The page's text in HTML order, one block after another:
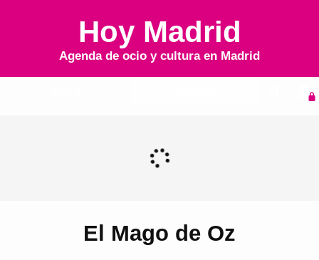
Hoy Madrid
Agenda de ocio y cultura en Madrid
El Mago de Oz